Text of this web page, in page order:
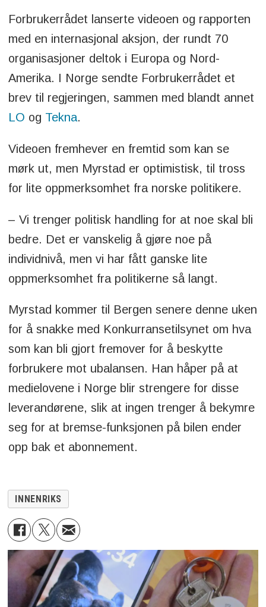
Forbrukerrådet lanserte videoen og rapporten
med en internasjonal aksjon, der rundt 70
organisasjoner deltok i Europa og Nord-
Amerika. I Norge sendte Forbrukerrådet et
brev til regjeringen, sammen med blandt annet
LO og Tekna.
Videoen fremhever en fremtid som kan se
mørk ut, men Myrstad er optimistisk, til tross
for lite oppmerksomhet fra norske politikere.
– Vi trenger politisk handling for at noe skal bli
bedre. Det er vanskelig å gjøre noe på
individnivå, men vi har fått ganske lite
oppmerksomhet fra politikerne så langt.
Myrstad kommer til Bergen senere denne uken
for å snakke med Konkurransetilsynet om hva
som kan bli gjort fremover for å beskytte
forbrukere mot ubalansen. Han håper på at
medielovene i Norge blir strengere for disse
leverandørene, slik at ingen trenger å bekymre
seg for at bremse-funksjonen på bilen ender
opp bak et abonnement.
INNENRIKS